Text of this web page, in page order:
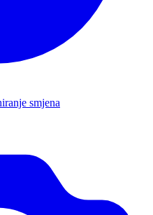
smjena